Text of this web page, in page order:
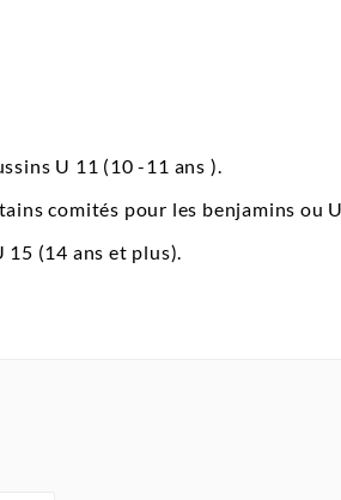
U 11 (10 -11 ans ).
comités pour les benjamins ou
(14 ans et plus).